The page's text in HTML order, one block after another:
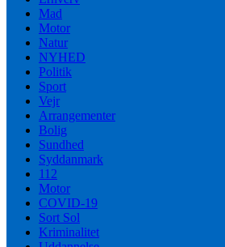
Mad
Motor
Natur
NYHED
Politik
Sport
Vejr
Arrangementer
Bolig
Sundhed
Syddanmark
112
Motor
COVID-19
Sort Sol
Kriminalitet